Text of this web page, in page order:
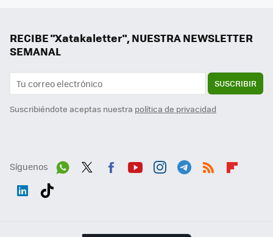
RECIBE "Xatakaletter", NUESTRA NEWSLETTER
SEMANAL
SUSCRIBIR
Suscribiéndote aceptas nuestra política de privacidad
Síguenos